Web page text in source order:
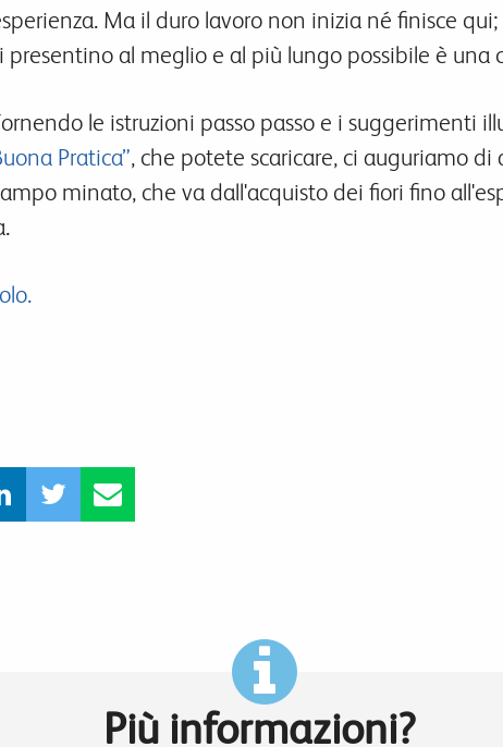
Ma il duro lavoro non inizia né finisce
presentino al meglio e al più lungo possibile è una
le istruzioni passo passo e i suggerimenti
Pratica”, che potete scaricare, ci auguriamo
minato, che va dall'acquisto dei fiori fino
Più informazioni?